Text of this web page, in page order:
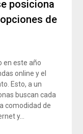
posiciona
de
en este año
online y el
Esto, a un
buscan cada
comodidad de
y…